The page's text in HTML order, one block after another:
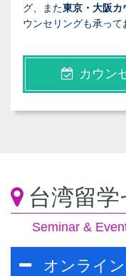
グ、また東京・大阪カ
ウンセリングも承って
カウン
台湾留
Seminar &
オンライン